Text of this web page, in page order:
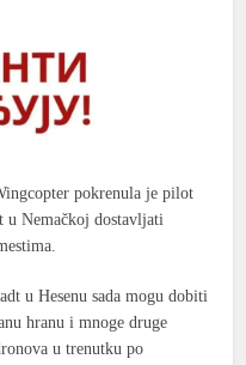
pokrenula je pilot
Nemačkoj dostavljati
u Hesenu sada mogu dobiti
hranu i mnoge druge
u trenutku po